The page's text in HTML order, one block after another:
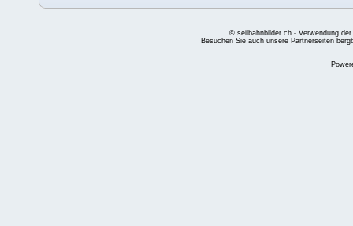
© seilbahnbilder.ch - Verwendung
Besuchen Sie auch unsere Partnerseiten